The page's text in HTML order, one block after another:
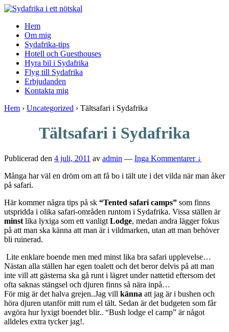
↓
Main
Content
Hem
Om mig
Sydafrika-tips
Hotell och Guesthouses
Hyra bil i Sydafrika
Flyg till Sydafrika
Erbjudanden
Kontakta mig
Hem › Uncategorized › Tältsafari i Sydafrika
Tältsafari i Sydafrika
Publicerad den 4 juli, 2011 av admin — Inga Kommentarer ↓
Många har väl en dröm om att få bo i tält ute i det vilda när man åker
på safari.
Här kommer några tips på sk “Tented safari camps” som finns
utspridda i olika safari-områden runtom i Sydafrika. Vissa ställen är
minst lika lyxiga som ett vanligt Lodge, medan andra lägger fokus
på att man ska känna att man är i vildmarken, utan att man behöver
bli ruinerad.
Lite enklare boende men med minst lika bra safari upplevelse…
Nästan alla ställen har egen toalett och det beror delvis på att man
inte vill att gästerna ska gå runt i lägret under nattetid eftersom det
ofta saknas stängsel och djuren finns så nära inpå…
För mig är det halva grejen..Jag vill känna att jag är i bushen och
höra djuren utanför mitt rum el tält. Sedan är det budgeten som får
avgöra hur lyxigt boendet blir.. “Bush lodge el camp” är något
alldeles extra tycker jag!.